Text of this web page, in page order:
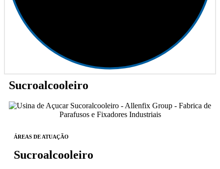
Sucroalcooleiro
ÁREAS DE ATUAÇÃO
Sucroalcooleiro